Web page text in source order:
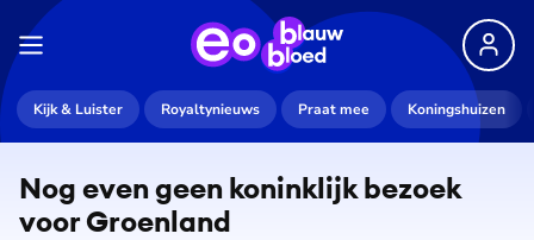
Kijk & Luister Royaltynieuws Praat mee Koningshuizen
Nog even geen koninklijk bezoek
voor Groenland